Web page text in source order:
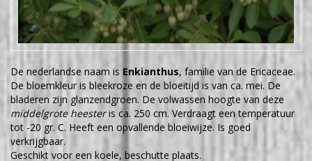
De nederlandse naam is Enkianthus, familie van de Ericaceae.
De bloemkleur is bleekroze en de bloeitijd is van ca. mei. De
bladeren zijn glanzendgroen. De volwassen hoogte van deze
middelgrote heesteris ca. 250 cm. Verdraagt een temperatuur
tot -20 gr. C. Heeft een opvallende bloeiwijze. Is goed
verkrijgbaar.
Geschikt voor een koele, beschutte plaats.